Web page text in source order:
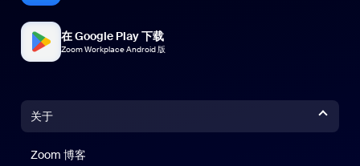
在 Google Play 下载
Zoom Workplace Android 版
关于
Zoom 博客